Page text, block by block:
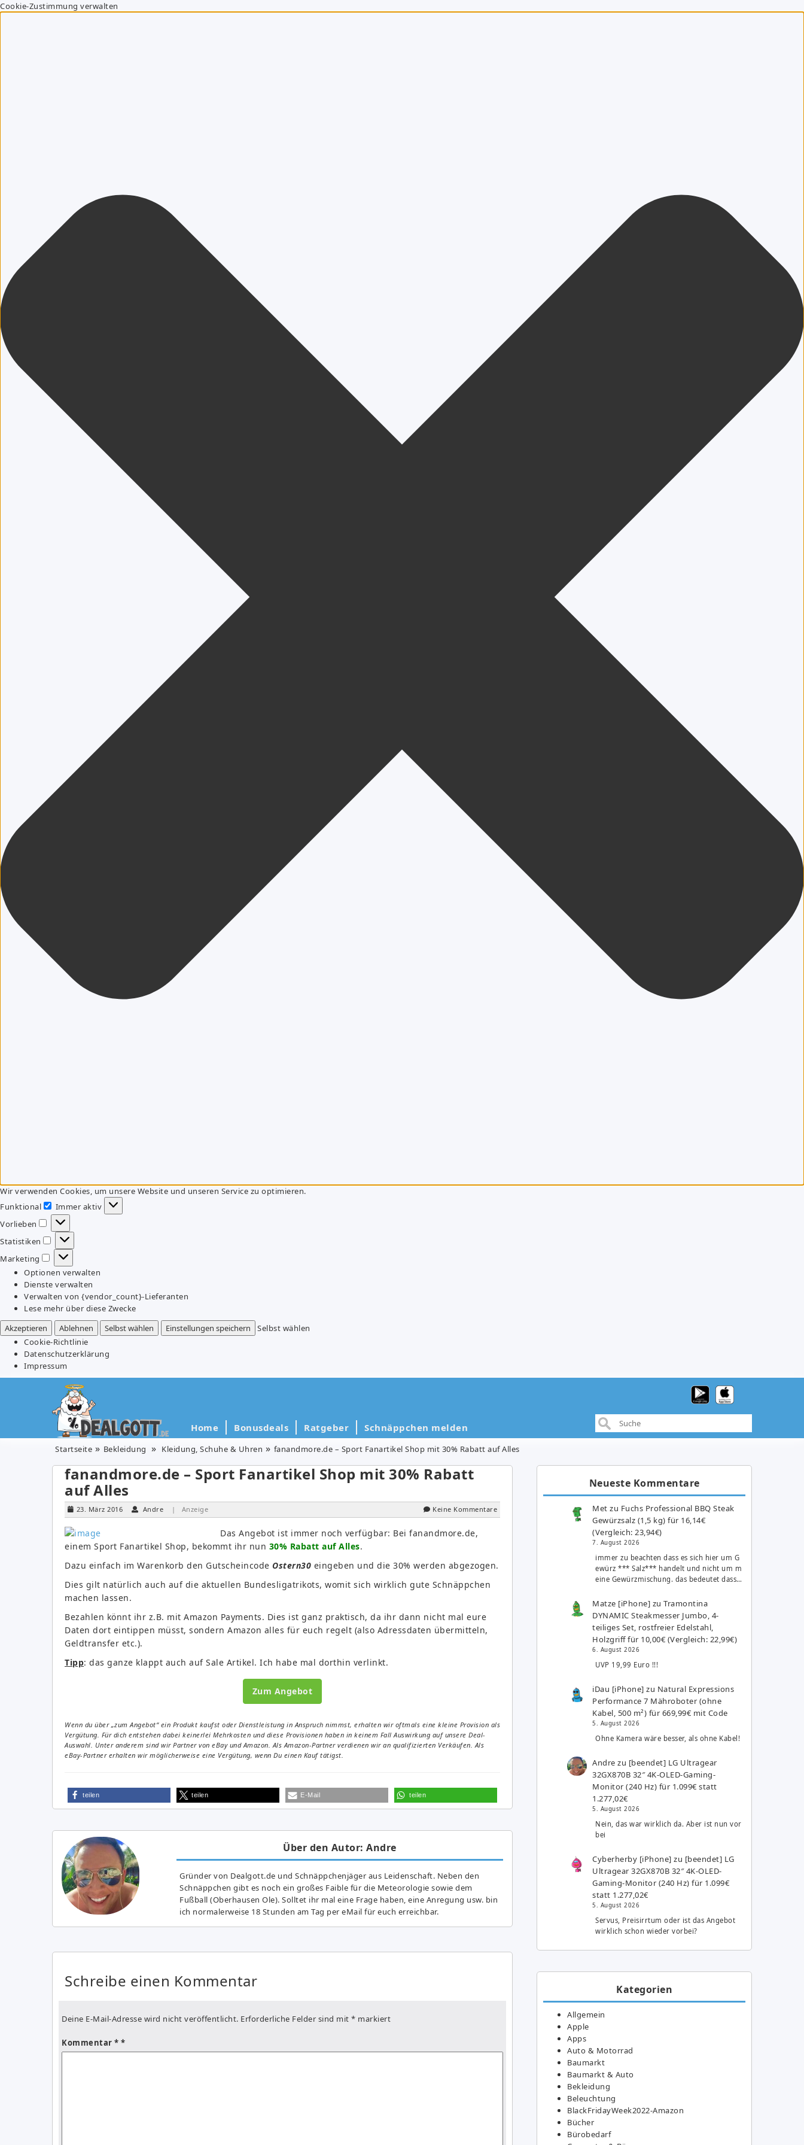
Cookie-Zustimmung verwalten
Wir verwenden Cookies, um unsere Website und unseren Service zu optimieren.
Funktional
Funktional
Immer aktiv
Vorlieben
Vorlieben
Statistiken
Statistiken
Marketing
Marketing
Optionen verwalten
Dienste verwalten
Verwalten von {vendor_count}-Lieferanten
Lese mehr über diese Zwecke
Akzeptieren
Ablehnen Selbst wählen Einstellungen speichern
Selbst wählen
Cookie-Richtlinie
Datenschutzerklärung
Impressum
Home Bonusdeals Ratgeber Schnäppchen melden
Startseite Bekleidung Kleidung, Schuhe & Uhren fanandmore.de – Sport Fanartikel Shop mit 30% Rabatt auf Alles
fanandmore.de – Sport Fanartikel Shop mit 30% Rabatt
auf Alles
23. März 2016 Andre | Anzeige Keine Kommentare
Das Angebot ist immer noch verfügbar: Bei fanandmore.de,
einem Sport Fanartikel Shop, bekommt ihr nun 30% Rabatt auf Alles.
Dazu einfach im Warenkorb den Gutscheincode Ostern30 eingeben und die 30% werden abgezogen.
Dies gilt natürlich auch auf die aktuellen Bundesligatrikots, womit sich wirklich gute Schnäppchen
machen lassen.
Bezahlen könnt ihr z.B. mit Amazon Payments. Dies ist ganz praktisch, da ihr dann nicht mal eure
Daten dort eintippen müsst, sondern Amazon alles für euch regelt (also Adressdaten übermitteln,
Geldtransfer etc.).
Tipp: das ganze klappt auch auf Sale Artikel. Ich habe mal dorthin verlinkt.
Zum Angebot
Wenn du über „zum Angebot“ ein Produkt kaufst oder Dienstleistung in Anspruch nimmst, erhalten wir oftmals eine kleine Provision als
Vergütung. Für dich entstehen dabei keinerlei Mehrkosten und diese Provisionen haben in keinem Fall Auswirkung auf unsere Deal-
Auswahl. Unter anderem sind wir Partner von eBay und Amazon. Als Amazon-Partner verdienen wir an qualifizierten Verkäufen. Als
eBay-Partner erhalten wir möglicherweise eine Vergütung, wenn Du einen Kauf tätigst.
teilen teilen E-Mail teilen
Über den Autor: Andre
Gründer von Dealgott.de und Schnäppchenjäger aus Leidenschaft. Neben den
Schnäppchen gibt es noch ein großes Fai­ble für die Meteorologie sowie dem
Fußball (Oberhausen Ole). Solltet ihr mal eine Frage haben, eine Anregung usw. bin
ich normalerweise 18 Stunden am Tag per eMail für euch erreichbar.
Schreibe einen Kommentar
Deine E-Mail-Adresse wird nicht veröffentlicht. Erforderliche Felder sind mit * markiert
Kommentar *
Neueste Kommentare
Met zu Fuchs Professional BBQ Steak
Gewürzsalz (1,5 kg) für 16,14€
(Vergleich: 23,94€)
7. August 2026
immer zu beachten dass es sich hier um G
ewürz *** Salz*** handelt und nicht um m
eine Gewürzmischung. das bedeutet dass…
Matze [iPhone] zuTramontina
DYNAMIC Steakmesser Jumbo, 4-
teiliges Set, rostfreier Edelstahl,
Holzgriff für 10,00€ (Vergleich: 22,99€)
6. August 2026
UVP 19,99 Euro !!!
iDau [iPhone] zu Natural Expressions
Performance 7 Mähroboter (ohne
Kabel, 500 m²) für 669,99€ mit Code
5. August 2026
Ohne Kamera wäre besser, als ohne Kabel!
Andre zu [beendet] LG Ultragear
32GX870B 32″ 4K-OLED-Gaming-
Monitor (240 Hz) für 1.099€ statt
1.277,02€
5. August 2026
Nein, das war wirklich da. Aber ist nun vor
bei
Cyberherby [iPhone] zu [beendet] LG
Ultragear 32GX870B 32″ 4K-OLED-
Gaming-Monitor (240 Hz) für 1.099€
statt 1.277,02€
5. August 2026
Servus, Preisirrtum oder ist das Angebot
wirklich schon wieder vorbei?
Kategorien
Allgemein
Apple
Apps
Auto & Motorrad
Baumarkt
Baumarkt & Auto
Bekleidung
Beleuchtung
BlackFridayWeek2022-Amazon
Bücher
Bürobedarf